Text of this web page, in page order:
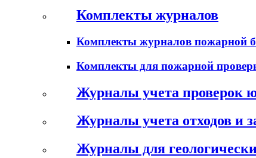
Комплекты журналов
Комплекты журналов пожарной
Комплекты для пожарной
Журналы учета проверок
Журналы учета отходов и
Журналы для